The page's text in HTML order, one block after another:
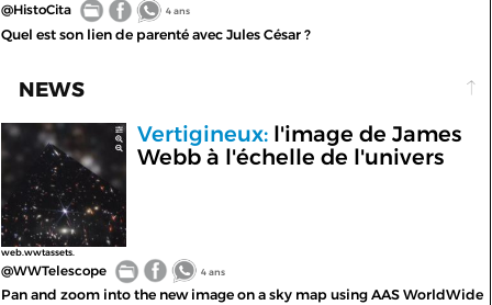
@HistoCita 4 ans
Quel est son lien de parenté avec Jules César ?
NEWS
web.wwtassets.
Vertigineux:l'image de James
Webb à l'échelle de l'univers
@WWTelescope 4 ans
Pan and zoom into the new image on a sky map using AAS WorldWide